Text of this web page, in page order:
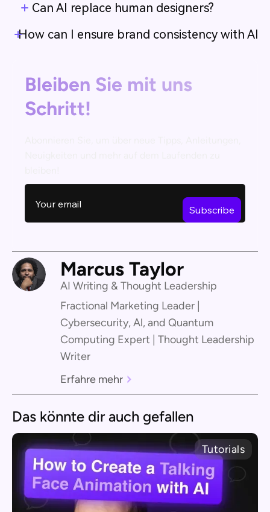
Can AI replace human designers?
How can I ensure brand consistency with AI
Bleiben Sie mit uns
Schritt!
Marcus Taylor
AI Writing & Thought Leadership
Fractional Marketing Leader |
Cybersecurity, Al, and Quantum
Computing Expert | Thought Leadership
Writer
Erfahre mehr
Das könnte dir auch gefallen
Tutorials